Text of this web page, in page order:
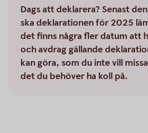
Dags att deklarera? Senast
ska deklarationen för 2025
det finns några fler datum att
och avdrag gällande
kan göra, som du inte vill
det du behöver ha koll på.